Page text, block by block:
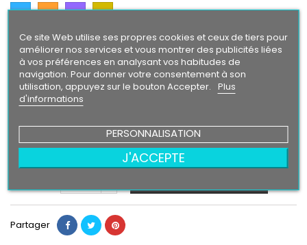
Bleu
OrangeVioletGold
Texte/ Logo
Noir
Blanc RougeBleu Gris JauneVert Rose Gris
Argent
Bleu
Intense
OrangeViolet
24,90 €
Partager
Ce site Web utilise ses propres cookies et ceux de tiers pour
améliorer nos services et vous montrer des publicités liées
à vos préférences en analysant vos habitudes de
navigation. Pour donner votre consentement à son
utilisation, appuyez sur le bouton Accepter. Plus
d'informations
PERSONNALISATION
J'ACCEPTE